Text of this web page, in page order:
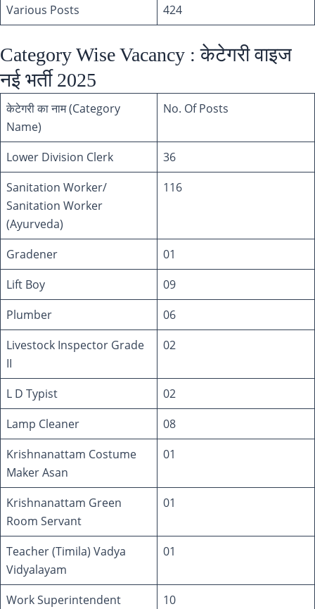
Various Posts 424
Category Wise Vacancy : केटेगरी वाइज
नई भर्ती 2025
केटेगरी का नाम (Category
Name)
No. Of Posts
Lower Division Clerk
36
Sanitation Worker/
Sanitation Worker
(Ayurveda)
116
Gradener
01
Lift Boy
09
Plumber
06
Livestock Inspector Grade
II
02
L D Typist
02
Lamp Cleaner
08
Krishnanattam Costume
Maker Asan
01
Krishnanattam Green
Room Servant
01
Teacher (Timila) Vadya
Vidyalayam
01
Work Superintendent
10